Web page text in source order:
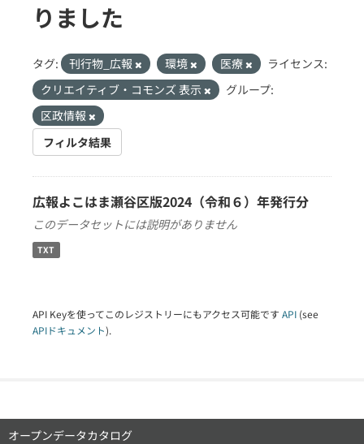
りました
タグ: 刊行物_広報 環境 医療
ライセンス:
クリエイティブ・コモンズ 表示
グループ:
区政情報
フィルタ結果
広報よこはま瀬谷区版2024（令和６）年発行分
このデータセットには説明がありません
TXT
API Keyを使ってこのレジストリーにもアクセス可能です API (see
APIドキュメント).
オープンデータカタログ